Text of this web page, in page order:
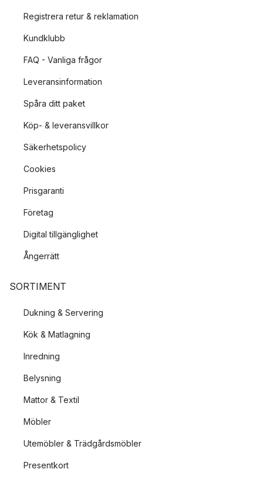
Registrera retur & reklamation
Kundklubb
FAQ - Vanliga frågor
Leveransinformation
Spåra ditt paket
Köp- & leveransvillkor
Säkerhetspolicy
Cookies
Prisgaranti
Företag
Digital tillgänglighet
Ångerrätt
SORTIMENT
Dukning & Servering
Kök & Matlagning
Inredning
Belysning
Mattor & Textil
Möbler
Utemöbler & Trädgårdsmöbler
Presentkort